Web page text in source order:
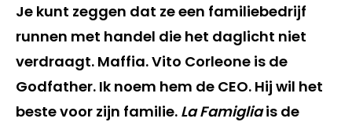
Je kunt zeggen dat ze een familiebedrijf
runnen met handel die het daglicht niet
verdraagt. Maffia. Vito Corleone is de
Godfather. Ik noem hem de CEO. Hij wil het
beste voor zijn familie. La Famigliais de